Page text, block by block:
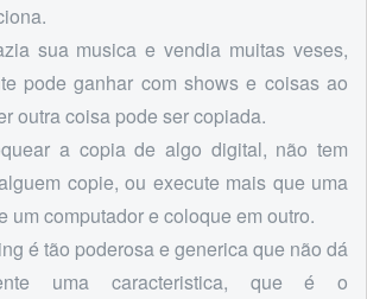
sua musica e vendia muitas veses,
pode ganhar com shows e coisas ao
outra coisa pode ser copiada.
a copia de algo digital, não tem
copie, ou execute mais que uma
um computador e coloque em outro.
é tão poderosa e generica que não dá
uma caracteristica, que é o